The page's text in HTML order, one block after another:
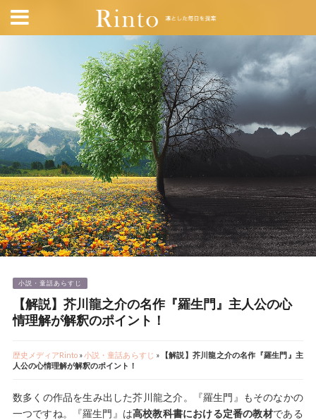
小説・童話あらすじ
【解説】芥川龍之介の名作『羅生門』主人公の心
情理解が解釈のポイント！
歴史メディアRinto»小説・童話あらすじ »
【解説】芥川龍之介の名作『羅生門』主
人公の心情理解が解釈のポイント！
数多くの作品を生み出した芥川龍之介。『羅生門』もそのなかの
一つですね。『羅生門』は高校教科書における定番の教材である